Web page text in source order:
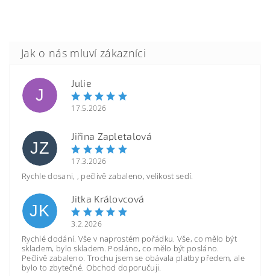
J
Julie
17.5.2026
JZ
Jiřina Zapletalová
17.3.2026
Rychle dosani, , pečlivě zabaleno, velikost sedí.
JK
Jitka Královcová
3.2.2026
Rychlé dodání. Vše v naprostém pořádku. Vše, co mělo být
skladem, bylo skladem. Posláno, co mělo být posláno.
Pečlivě zabaleno. Trochu jsem se obávala platby předem, ale
bylo to zbytečné. Obchod doporučuji.